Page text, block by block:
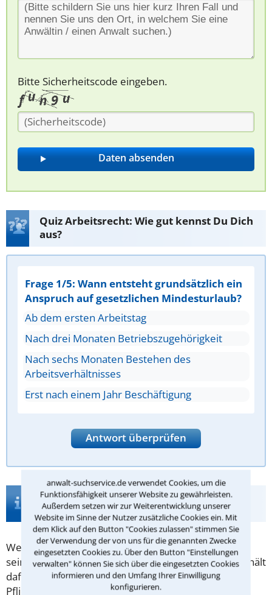
anwalt-suchservice.de verwendet Cookies, um die
Funktionsfähigkeit unserer Website zu gewährleisten.
Außerdem setzen wir zur Weiterentwicklung unserer
Website im Sinne der Nutzer zusätzliche Cookies ein. Mit
dem Klick auf den Button "Cookies zulassen" stimmen Sie
der Verwendung der von uns für die genannten Zwecke
eingesetzten Cookies zu. Über den Button "Einstellungen
verwalten" können Sie sich über die eingesetzten Cookies
informieren und den Umfang Ihrer Einwilligung
konfigurieren.
Bitte Sicherheitscode eingeben.
Quiz Arbeitsrecht: Wie gut kennst Du Dich
aus?
Frage 1/5: Wann entsteht grundsätzlich ein
Anspruch auf gesetzlichen Mindesturlaub?
Ab dem ersten Arbeitstag
Nach drei Monaten Betriebszugehörigkeit
Nach sechs Monaten Bestehen des
Arbeitsverhältnisses
Erst nach einem Jahr Beschäftigung
Antwort überprüfen
Infos zur Suche nach einem Anwalt für
Elternzeit in Rodgau
Wer sich als junge Mutter oder junger Vater ganz
seinem Baby widmen möchte, kann dies tun und erhält
dafür
Elternzeitund als Ausgleich Elterngeld. Die
Pflichten aus dem Arbeitsverhältnis sind ausgesetzt,